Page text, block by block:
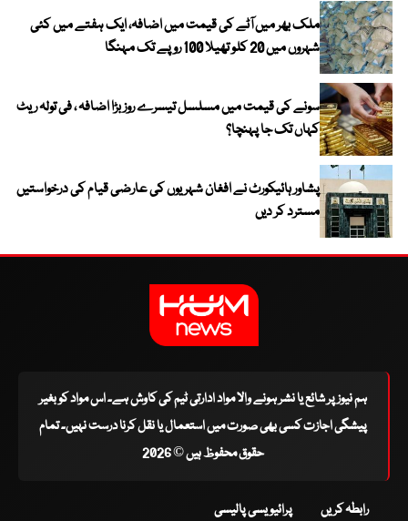
ملک بھر میں آٹے کی قیمت میں اضافہ، ایک ہفتے میں کئی
شہروں میں 20 کلو تھیلا 100 روپے تک مہنگا
سونے کی قیمت میں مسلسل تیسرے روز بڑا اضافہ ، فی تولہ ریٹ
کہاں تک جا پہنچا؟
پشاور ہائیکورٹ نے افغان شہریوں کی عارضی قیام کی درخواستیں
مسترد کر دیں
ہم نیوز پر شائع یا نشر ہونے والا مواد ادارتی ٹیم کی کاوش ہے۔ اس مواد کو بغیر
پیشگی اجازت کسی بھی صورت میں استعمال یا نقل کرنا درست نہیں۔ تمام
حقوق محفوظ ہیں © 2026
رابطہ کریں پرائیویسی پالیسی